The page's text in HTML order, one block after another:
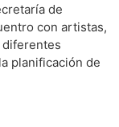
de
con artistas,
planificación de